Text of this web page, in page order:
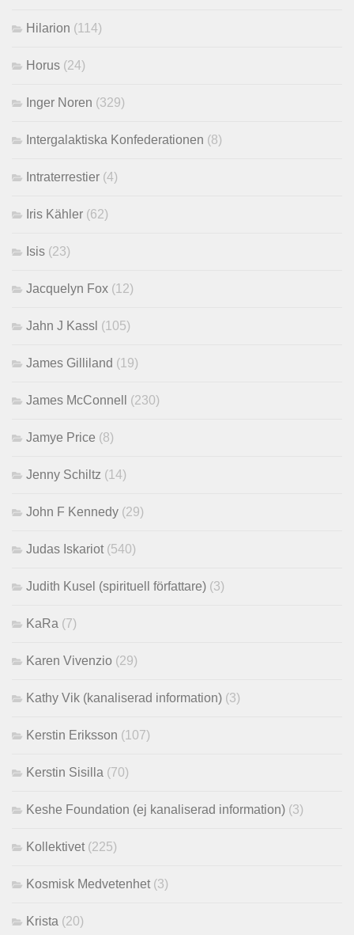
Hilarion (114)
Horus (24)
Inger Noren (329)
Intergalaktiska Konfederationen (8)
Intraterrestier (4)
Iris Kähler (62)
Isis (23)
Jacquelyn Fox (12)
Jahn J Kassl (105)
James Gilliland (19)
James McConnell (230)
Jamye Price (8)
Jenny Schiltz (14)
John F Kennedy (29)
Judas Iskariot (540)
Judith Kusel (spirituell författare) (3)
KaRa (7)
Karen Vivenzio (29)
Kathy Vik (kanaliserad information) (3)
Kerstin Eriksson (107)
Kerstin Sisilla (70)
Keshe Foundation (ej kanaliserad information) (3)
Kollektivet (225)
Kosmisk Medvetenhet (3)
Krista (20)